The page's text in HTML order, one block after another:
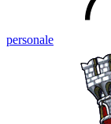
personale